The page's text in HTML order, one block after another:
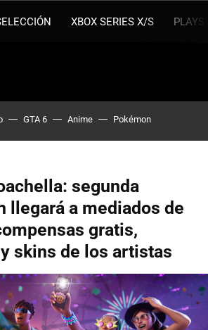
XBOX SERIES X/S
GTA 6 Anime Pokémon
segunda
llegará a mediados de
gratis,
skins de los artistas